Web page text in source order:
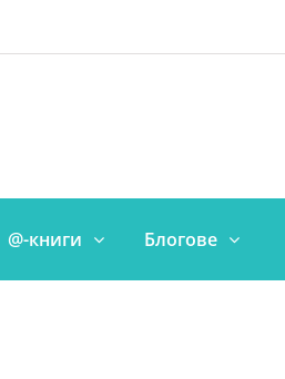
@-книги Блогове